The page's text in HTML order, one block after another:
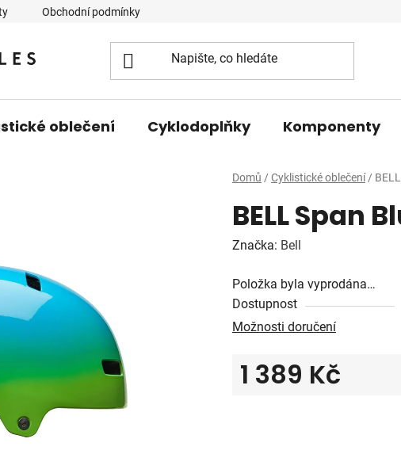
Obchodní podmínky
oblečení Cyklodoplňky Komponenty
Domů / Cyklistické oblečení /
BELL Span
Značka: Bell
Položka byla vyprodána…
Dostupnost
Možnosti doručení
1 389 Kč